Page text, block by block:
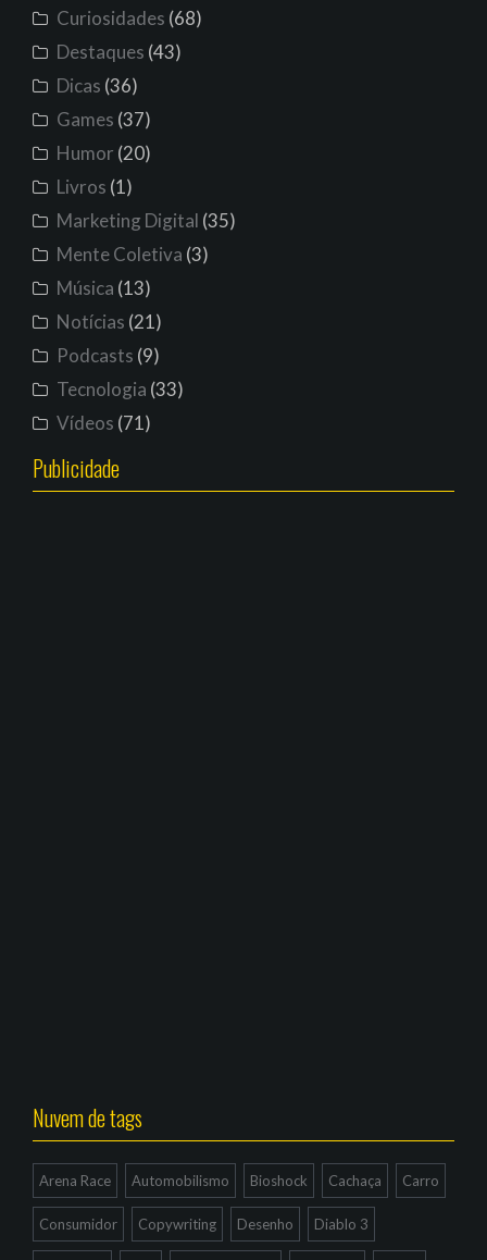
Curiosidades (68)
Destaques (43)
Dicas (36)
Games (37)
Humor (20)
Livros (1)
Marketing Digital (35)
Mente Coletiva (3)
Música (13)
Notícias (21)
Podcasts (9)
Tecnologia (33)
Vídeos (71)
Publicidade
Nuvem de tags
Arena Race Automobilismo Bioshock Cachaça Carro
Consumidor Copywriting Desenho Diablo 3